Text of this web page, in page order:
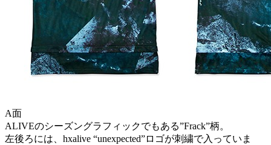
A面
ALIVEのシーズングラフィックでもある”Frack”柄。
左後ろには、hxalive “unexpected”ロゴが刺繍で入っていま